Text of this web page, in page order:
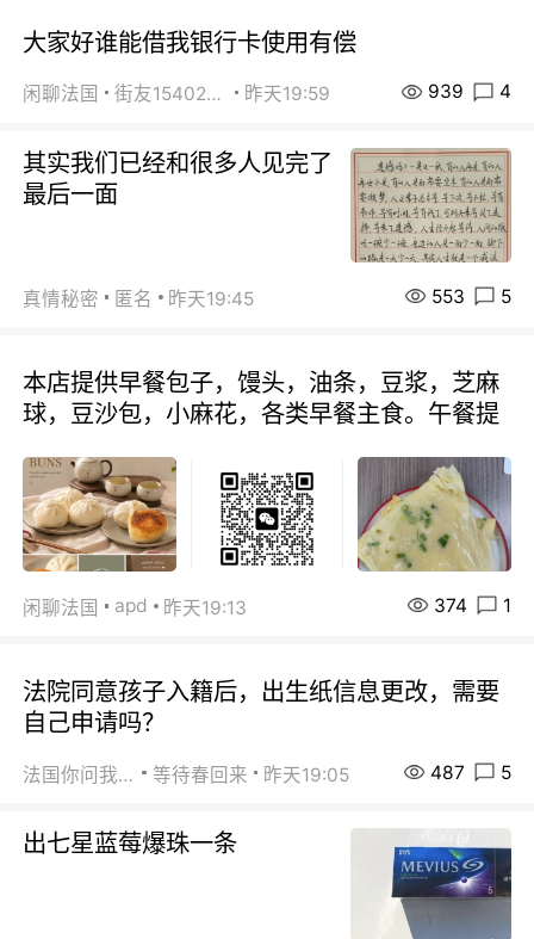
大家好谁能借我银行卡使用有偿
闲聊法国 街友15402223 昨天19:59 939 4
其实我们已经和很多人见完了
最后一面
真情秘密 匿名 昨天19:45 553 5
本店提供早餐包子，馒头，油条，豆浆，芝麻
球，豆沙包，小麻花，各类早餐主食。午餐提
闲聊法国 apd 昨天19:13 374 1
法院同意孩子入籍后，出生纸信息更改，需要
自己申请吗？
法国你问我答 等待春回来 昨天19:05 487 5
出七星蓝莓爆珠一条